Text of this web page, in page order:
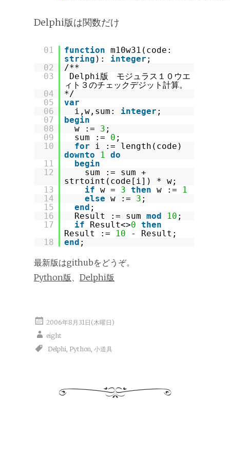
Delphi版は関数だけ
01 function m10w31(code:
string ): integer ;
02
/**
03
Delphi版 モジュラス１０ウエ
ィト３のチェックデジット計算。
04
*/
05
var
06
i,w,sum: integer ;
07
begin
08
w := 3 ;
09
sum := 0 ;
10
for
i := length(code)
downto
1
do
11
begin
12
sum := sum +
strtoint(code[i]) * w;
13
if w = 3 then w :=
1
14
else w := 3 ;
15
end ;
16
Result := sum mod 10 ;
17
if Result<>0 then
Result :=
10
- Result;
18
end ;
最新版はgithubをどうぞ。
Python版
Delphi版
2006年8月31日(木曜日)
eight
Delphi Python 小道具